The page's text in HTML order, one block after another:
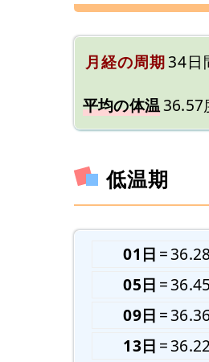
月経の周期34日
平均の体温36.57
低温期
01日 36.28
05日
36.45
09日
36.36
13日
36.22